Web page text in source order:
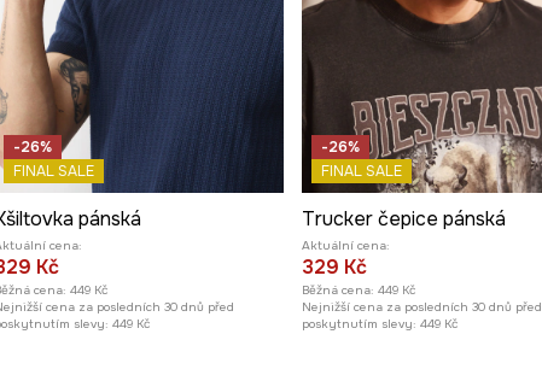
-26%
FINAL SALE
pánská
cena:
Kč
cena: 449 Kč
cena za posledních 30 dnů před
slevy: 449 Kč
-26%
FINAL SALE
Trucker čepice pánská
Aktuální cena:
329 Kč
Běžná cena: 449 Kč
Nejnižší cena za posledních 30 dnů před
poskytnutím slevy: 449 Kč